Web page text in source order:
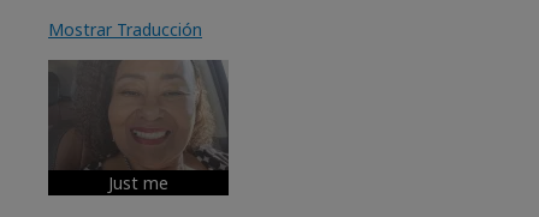
Mostrar Traducción
Just me